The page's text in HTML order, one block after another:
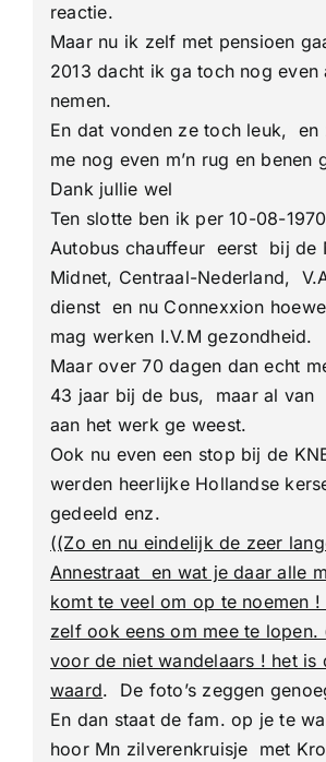
reactie.
Maar nu ik zelf met pensioen
2013 dacht ik ga toch nog even
nemen.
En dat vonden ze toch leuk, en
me nog even m’n rug en benen
Dank jullie wel
Ten slotte ben ik per 10-08-
Autobus chauffeur eerst bij de
Midnet, Centraal-Nederland,
dienst en nu Connexxion
mag werken I.V.M gezondheid.
Maar over 70 dagen dan echt
43 jaar bij de bus, maar al van
aan het werk ge weest.
Ook nu even een stop bij de
werden heerlijke Hollandse
gedeeld enz.
((Zo en nu eindelijk de zeer
Annestraat en wat je daar alle
komt te veel om op te noemen !
zelf ook eens om mee te lopen.
voor de niet wandelaars ! het is
waard. De foto’s zeggen
En dan staat de fam. op je te
hoor Mn zilverenkruisje met